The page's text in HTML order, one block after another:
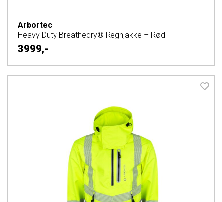
Arbortec
Heavy Duty Breathedry® Regnjakke – Rød
3999,-